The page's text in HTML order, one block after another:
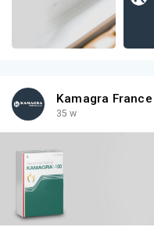
Kamagra France
35 w